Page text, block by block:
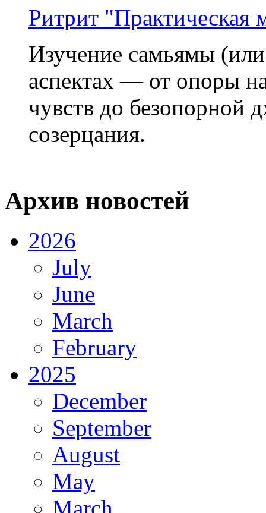
Ритрит "Практическая
Изучение самьямы
аспектах — от опоры
чувств до безопорной
созерцания.
Архив новостей
2026
July
June
March
February
2025
December
September
August
May
March